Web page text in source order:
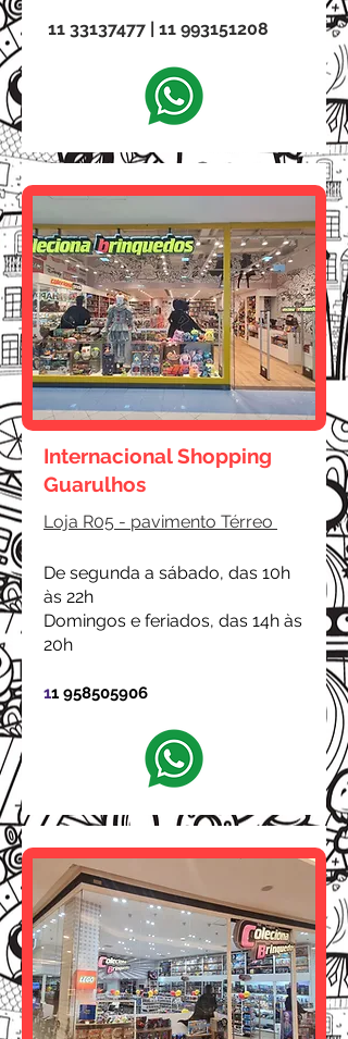
11 33137477 | 11 993151208
Internacional Shopping
Guarulhos
Loja R05 - pavimento Térreo
De segunda a sábado, das 10h
às 22h
Domingos e feriados, das 14h às
20h
11 958505906